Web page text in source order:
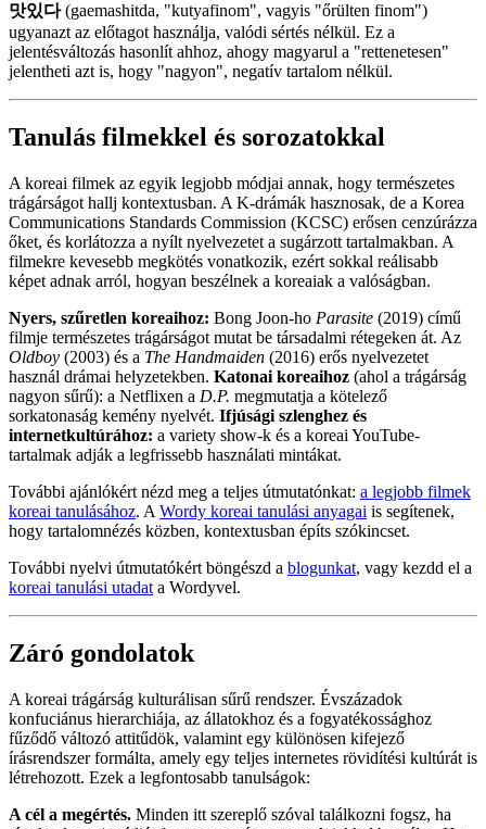
맛있다(gaemashitda, "kutyafinom", vagyis "őrülten finom")
ugyanazt az előtagot használja, valódi sértés nélkül. Ez a
jelentésváltozás hasonlít ahhoz, ahogy magyarul a "rettenetesen"
jelentheti azt is, hogy "nagyon", negatív tartalom nélkül.
Tanulás filmekkel és sorozatokkal
A koreai filmek az egyik legjobb módjai annak, hogy természetes
trágárságot hallj kontextusban. A K-drámák hasznosak, de a Korea
Communications Standards Commission (KCSC) erősen cenzúrázza
őket, és korlátozza a nyílt nyelvezetet a sugárzott tartalmakban. A
filmekre kevesebb megkötés vonatkozik, ezért sokkal reálisabb
képet adnak arról, hogyan beszélnek a koreaiak a valóságban.
Nyers, szűretlen koreaihoz: Bong Joon-ho Parasite (2019) című
filmje természetes trágárságot mutat be társadalmi rétegeken át. Az
Oldboy (2003) és a The Handmaiden (2016) erős nyelvezetet
használ drámai helyzetekben. Katonai koreaihoz (ahol a trágárság
nagyon sűrű): a Netflixen a D.P. megmutatja a kötelező
sorkatonaság kemény nyelvét. Ifjúsági szlenghez és
internetkultúrához: a variety show-k és a koreai YouTube-
tartalmak adják a legfrissebb használati mintákat.
További ajánlókért nézd meg a teljes útmutatónkat: a legjobb filmek
koreai tanulásához. A Wordy koreai tanulási anyagai is segítenek,
hogy tartalomnézés közben, kontextusban építs szókincset.
További nyelvi útmutatókért böngészd a blogunkat, vagy kezdd el a
koreai tanulási utadat a Wordyvel.
Záró gondolatok
A koreai trágárság kulturálisan sűrű rendszer. Évszázadok
konfuciánus hierarchiája, az állatokhoz és a fogyatékossághoz
fűződő változó attitűdök, valamint egy különösen kifejező
írásrendszer formálta, amely egy teljes internetes rövidítési kultúrát is
létrehozott. Ezek a legfontosabb tanulságok:
A cél a megértés. Minden itt szereplő szóval találkozni fogsz, ha